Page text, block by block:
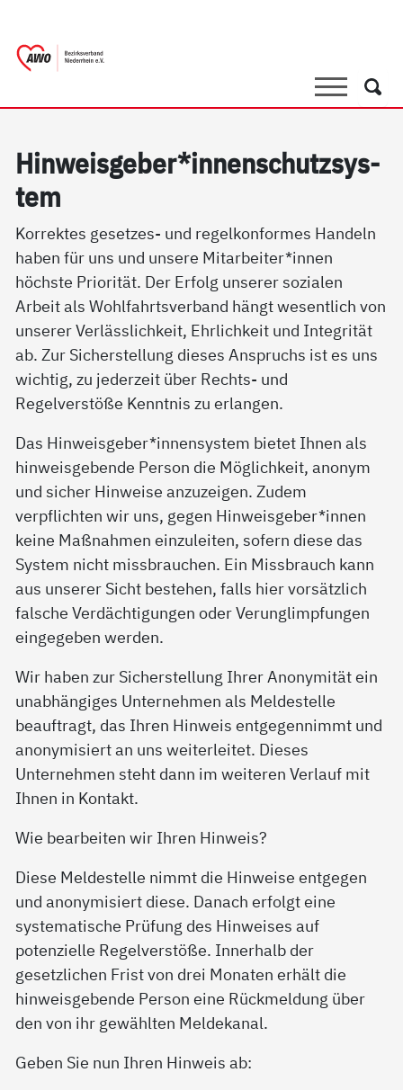
SucheSuche
Hin­weis­ge­ber*in­nen­schutz­sys­
tem
Korrektes gesetzes- und regelkonformes Handeln
haben für uns und unsere Mitarbeiter*innen
höchste Priorität. Der Erfolg unserer sozialen
Arbeit als Wohlfahrtsverband hängt wesentlich von
unserer Verlässlichkeit, Ehrlichkeit und Integrität
ab. Zur Sicherstellung dieses Anspruchs ist es uns
wichtig, zu jederzeit über Rechts- und
Regelverstöße Kenntnis zu erlangen.
Das Hinweisgeber*innensystem bietet Ihnen als
hinweisgebende Person die Möglichkeit, anonym
und sicher Hinweise anzuzeigen. Zudem
verpflichten wir uns, gegen Hinweisgeber*innen
keine Maßnahmen einzuleiten, sofern diese das
System nicht missbrauchen. Ein Missbrauch kann
aus unserer Sicht bestehen, falls hier vorsätzlich
falsche Verdächtigungen oder Verunglimpfungen
eingegeben werden.
Wir haben zur Sicherstellung Ihrer Anonymität ein
unabhängiges Unternehmen als Meldestelle
beauftragt, das Ihren Hinweis entgegennimmt und
anonymisiert an uns weiterleitet. Dieses
Unternehmen steht dann im weiteren Verlauf mit
Ihnen in Kontakt.
Wie bearbeiten wir Ihren Hinweis?
Diese Meldestelle nimmt die Hinweise entgegen
und anonymisiert diese. Danach erfolgt eine
systematische Prüfung des Hinweises auf
potenzielle Regelverstöße. Innerhalb der
gesetzlichen Frist von drei Monaten erhält die
hinweisgebende Person eine Rückmeldung über
den von ihr gewählten Meldekanal.
Geben Sie nun Ihren Hinweis ab: